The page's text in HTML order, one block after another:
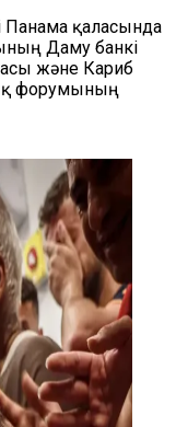
Панама қаласында
Даму банкі
және Кариб
форумының